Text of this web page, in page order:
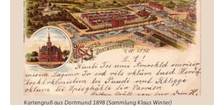
Kartengruß aus Dortmund 1898 (Sammlung Klaus Winter)